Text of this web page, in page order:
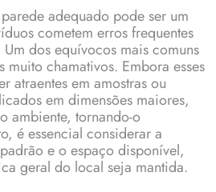
adequado pode ser um
cometem erros frequentes
dos equívocos mais comuns
muito chamativos. Embora esses
atraentes em amostras ou
em dimensões maiores,
ambiente, tornando-o
é essencial considerar a
e o espaço disponível,
geral do local seja mantida.